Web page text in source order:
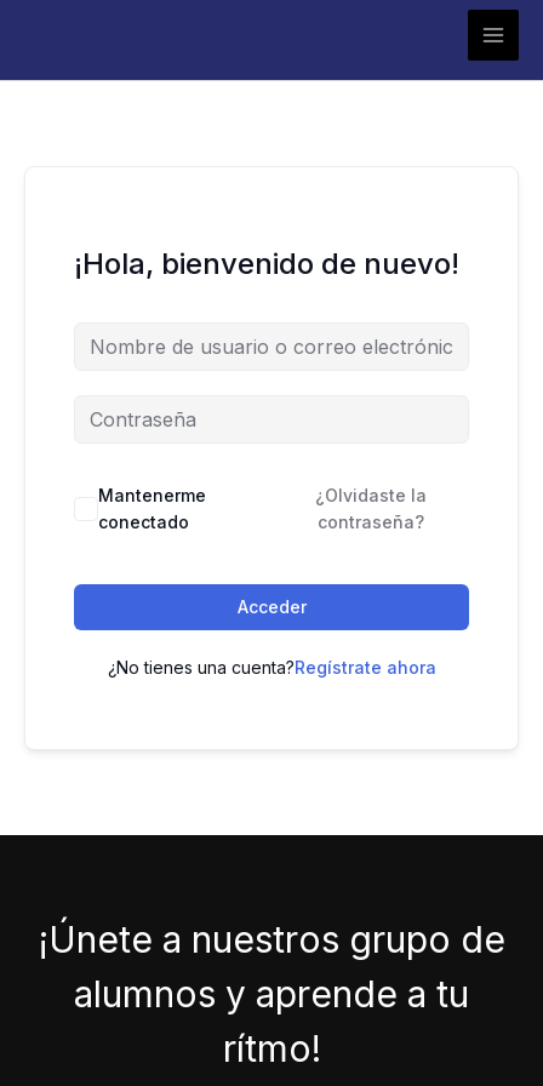
¡Hola, bienvenido de nuevo!
Mantenerme
conectado
¿Olvidaste la
contraseña?
Acceder
¿No tienes una cuenta?Regístrate ahora
¡Únete a nuestros grupo de
alumnos y aprende a tu
rítmo!